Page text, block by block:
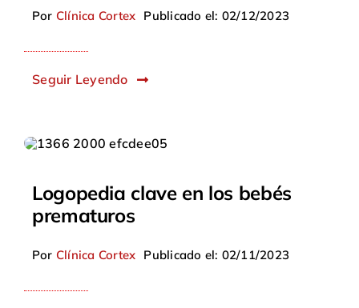
Por Clínica Cortex Publicado el: 02/12/2023
Seguir Leyendo
Logopedia clave en los bebés
prematuros
Por Clínica Cortex Publicado el: 02/11/2023